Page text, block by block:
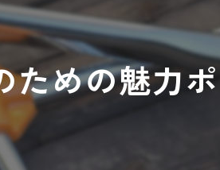
販売
修理
整備
ための魅力